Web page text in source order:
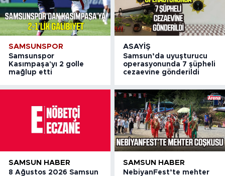
SAMSUNSPOR
Samsunspor
Kasımpaşa'yı 2 golle
mağlup etti
ASAYIŞ
Samsun’da uyuşturucu
operasyonunda 7 şüpheli
cezaevine gönderildi
SAMSUN HABER
8 Ağustos 2026 Samsun
SAMSUN HABER
NebiyanFest’te mehter